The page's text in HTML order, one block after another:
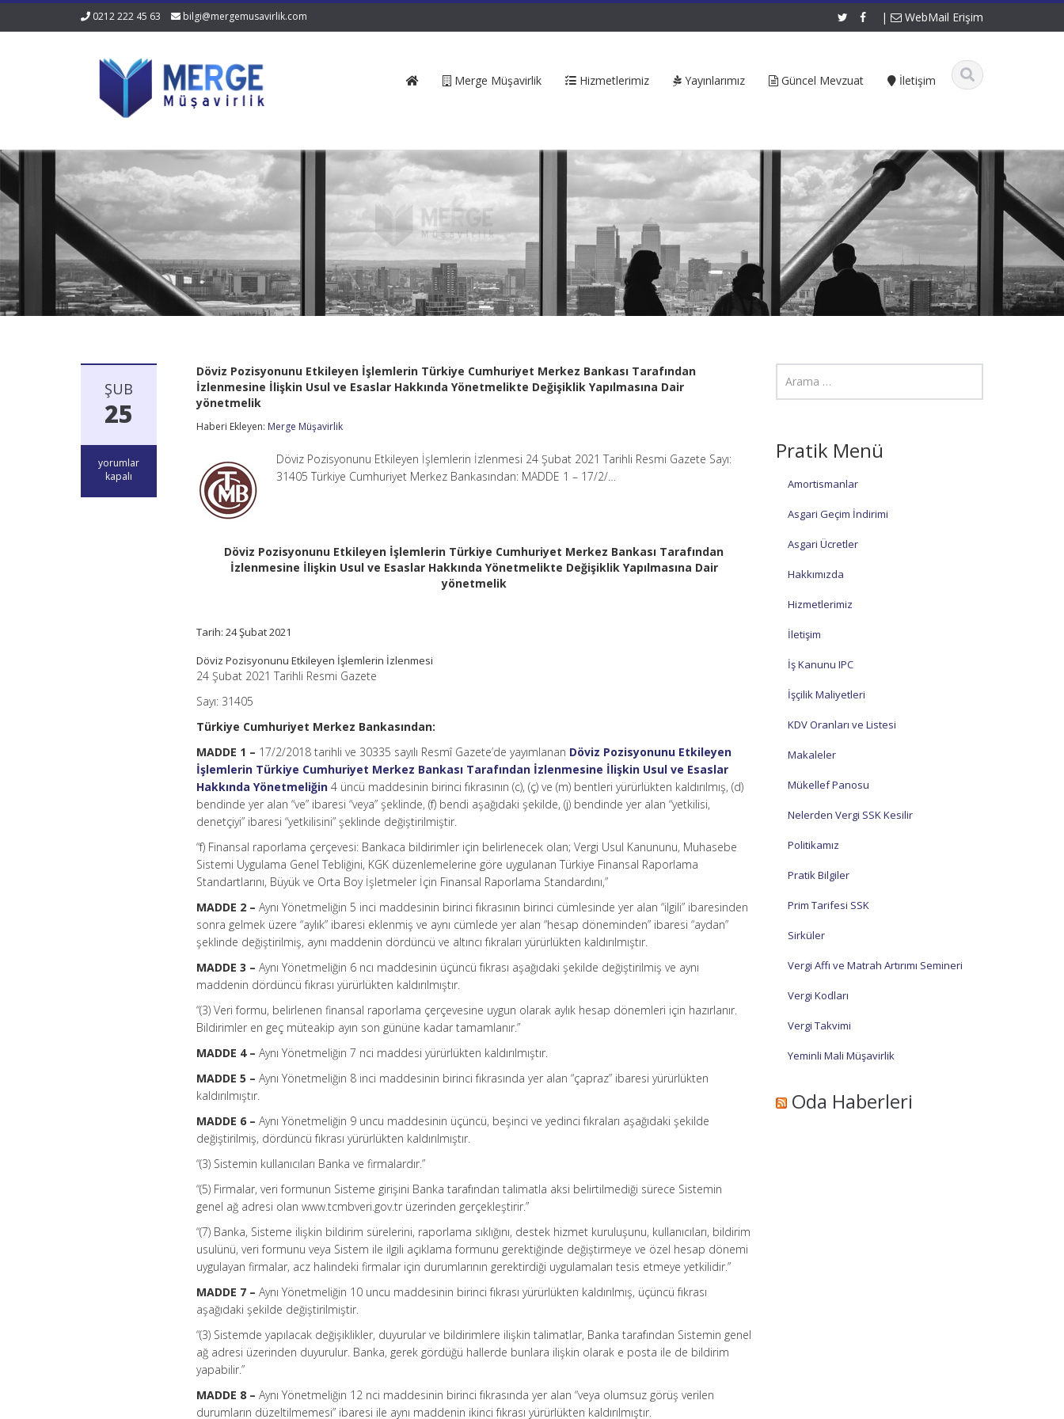
0212 222 45 63 bilgi@mergemusavirlik.com | WebMail Erişim
Merge Müşavirlik Hizmetlerimiz Yayınlarımız Güncel Mevzuat İletişim
ŞUB
25
Döviz
Pozisyonunu
yorumlar
kapalı
Döviz Pozisyonunu Etkileyen İşlemlerin Türkiye Cumhuriyet Merkez Bankası Tarafından
İzlenmesine İlişkin Usul ve Esaslar Hakkında Yönetmelikte Değişiklik Yapılmasına Dair
yönetmelik
Haberi Ekleyen: Merge Müşavirlik
Döviz Pozisyonunu Etkileyen İşlemlerin İzlenmesi 24 Şubat 2021 Tarihli Resmi Gazete Sayı:
31405 Türkiye Cumhuriyet Merkez Bankasından: MADDE 1 – 17/2/…
Döviz Pozisyonunu Etkileyen İşlemlerin Türkiye Cumhuriyet Merkez Bankası Tarafından
İzlenmesine İlişkin Usul ve Esaslar Hakkında Yönetmelikte Değişiklik Yapılmasına Dair
yönetmelik
Tarih: 24 Şubat 2021
Döviz Pozisyonunu Etkileyen İşlemlerin İzlenmesi
24 Şubat 2021 Tarihli Resmi Gazete
Sayı: 31405
Türkiye Cumhuriyet Merkez Bankasından:
MADDE 1 – 17/2/2018 tarihli ve 30335 sayılı Resmî Gazete’de yayımlanan Döviz Pozisyonunu Etkileyen
İşlemlerin Türkiye Cumhuriyet Merkez Bankası Tarafından İzlenmesine İlişkin Usul ve Esaslar
Hakkında Yönetmeliğin 4 üncü maddesinin birinci fıkrasının (c), (ç) ve (m) bentleri yürürlükten kaldırılmış, (d)
bendinde yer alan “ve” ibaresi “veya” şeklinde, (f) bendi aşağıdaki şekilde, (j) bendinde yer alan “yetkilisi,
denetçiyi” ibaresi “yetkilisini” şeklinde değiştirilmiştir.
“f) Finansal raporlama çerçevesi: Bankaca bildirimler için belirlenecek olan; Vergi Usul Kanununu, Muhasebe
Sistemi Uygulama Genel Tebliğini, KGK düzenlemelerine göre uygulanan Türkiye Finansal Raporlama
Standartlarını, Büyük ve Orta Boy İşletmeler İçin Finansal Raporlama Standardını,”
MADDE 2 – Aynı Yönetmeliğin 5 inci maddesinin birinci fıkrasının birinci cümlesinde yer alan “ilgili” ibaresinden
sonra gelmek üzere “aylık” ibaresi eklenmiş ve aynı cümlede yer alan “hesap döneminden” ibaresi “aydan”
şeklinde değiştirilmiş, aynı maddenin dördüncü ve altıncı fıkraları yürürlükten kaldırılmıştır.
MADDE 3 – Aynı Yönetmeliğin 6 ncı maddesinin üçüncü fıkrası aşağıdaki şekilde değiştirilmiş ve aynı
maddenin dördüncü fıkrası yürürlükten kaldırılmıştır.
“(3) Veri formu, belirlenen finansal raporlama çerçevesine uygun olarak aylık hesap dönemleri için hazırlanır.
Bildirimler en geç müteakip ayın son gününe kadar tamamlanır.”
MADDE 4 – Aynı Yönetmeliğin 7 nci maddesi yürürlükten kaldırılmıştır.
MADDE 5 – Aynı Yönetmeliğin 8 inci maddesinin birinci fıkrasında yer alan “çapraz” ibaresi yürürlükten
kaldırılmıştır.
MADDE 6 – Aynı Yönetmeliğin 9 uncu maddesinin üçüncü, beşinci ve yedinci fıkraları aşağıdaki şekilde
değiştirilmiş, dördüncü fıkrası yürürlükten kaldırılmıştır.
“(3) Sistemin kullanıcıları Banka ve firmalardır.”
“(5) Firmalar, veri formunun Sisteme girişini Banka tarafından talimatla aksi belirtilmediği sürece Sistemin
genel ağ adresi olan www.tcmbveri.gov.tr üzerinden gerçekleştirir.”
“(7) Banka, Sisteme ilişkin bildirim sürelerini, raporlama sıklığını, destek hizmet kuruluşunu, kullanıcıları, bildirim
usulünü, veri formunu veya Sistem ile ilgili açıklama formunu gerektiğinde değiştirmeye ve özel hesap dönemi
uygulayan firmalar, acz halindeki firmalar için durumlarının gerektirdiği uygulamaları tesis etmeye yetkilidir.”
MADDE 7 – Aynı Yönetmeliğin 10 uncu maddesinin birinci fıkrası yürürlükten kaldırılmış, üçüncü fıkrası
aşağıdaki şekilde değiştirilmiştir.
“(3) Sistemde yapılacak değişiklikler, duyurular ve bildirimlere ilişkin talimatlar, Banka tarafından Sistemin genel
ağ adresi üzerinden duyurulur. Banka, gerek gördüğü hallerde bunlara ilişkin olarak e posta ile de bildirim
yapabilir.”
MADDE 8 – Aynı Yönetmeliğin 12 nci maddesinin birinci fıkrasında yer alan “veya olumsuz görüş verilen
durumların düzeltilmemesi” ibaresi ile aynı maddenin ikinci fıkrası yürürlükten kaldırılmıştır.
Pratik Menü
Amortismanlar
Asgari Geçim İndirimi
Asgari Ücretler
Hakkımızda
Hizmetlerimiz
İletişim
İş Kanunu IPC
İşçilik Maliyetleri
KDV Oranları ve Listesi
Makaleler
Mükellef Panosu
Nelerden Vergi SSK Kesilir
Politikamız
Pratik Bilgiler
Prim Tarifesi SSK
Sirküler
Vergi Affı ve Matrah Artırımı Semineri
Vergi Kodları
Vergi Takvimi
Yeminli Mali Müşavirlik
Oda Haberleri